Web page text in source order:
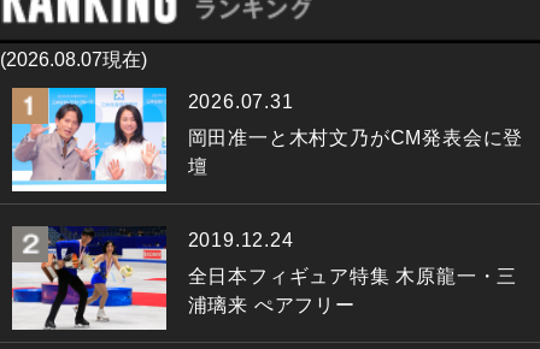
(2026.08.07現在)
2026.07.31
岡田准一と木村文乃がCM発表会に登
壇
2019.12.24
全日本フィギュア特集 木原龍一・三
浦璃来 ぺアフリー